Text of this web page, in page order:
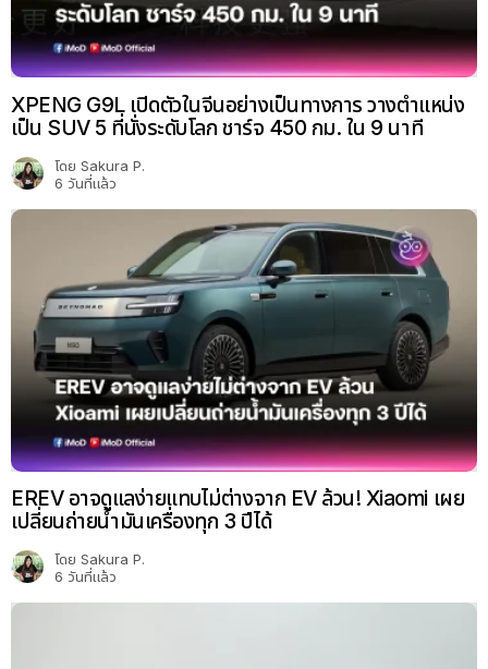
XPENG G9L เปิดตัวในจีนอย่างเป็นทางการ วางตำแหน่ง
เป็น SUV 5 ที่นั่งระดับโลก ชาร์จ 450 กม. ใน 9 นาที
โดย Sakura P.
6 วันที่แล้ว
EREV อาจดูแลง่ายแทบไม่ต่างจาก EV ล้วน! Xiaomi เผย
เปลี่ยนถ่ายน้ำมันเครื่องทุก 3 ปีได้
โดย Sakura P.
6 วันที่แล้ว